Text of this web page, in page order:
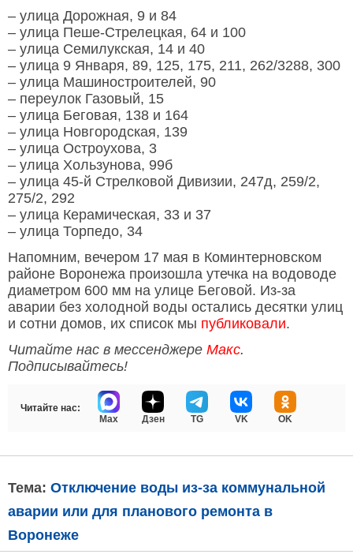
– улица Дорожная, 9 и 84
– улица Пеше-Стрелецкая, 64 и 100
– улица Семилукская, 14 и 40
– улица 9 Января, 89, 125, 175, 211, 262/3288, 300
– улица Машиностроителей, 90
– переулок Газовый, 15
– улица Беговая, 138 и 164
– улица Новгородская, 139
– улица Остроухова, 3
– улица Хользунова, 99б
– улица 45-й Стрелковой Дивизии, 247д, 259/2,
275/2, 292
– улица Керамическая, 33 и 37
– улица Торпедо, 34
Напомним, вечером 17 мая в Коминтерновском
районе Воронежа произошла утечка на водоводе
диаметром 600 мм на улице Беговой. Из-за
аварии без холодной воды остались десятки улиц
и сотни домов, их список мы публиковали.
Читайте нас в мессенджере Макс.
Подписывайтесь!
Читайте нас:
Max
Дзен TG VK OK
Тема: Отключение воды из-за коммунальной
аварии или для планового ремонта в
Воронеже